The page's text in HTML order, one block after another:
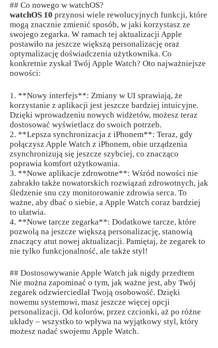
## Co nowego w watchOS?
watchOS 10 przynosi wiele rewolucyjnych funkcji, które
mogą znacznie zmienić sposób, w jaki korzystasz ze
swojego zegarka. W ramach tej aktualizacji Apple
postawiło na jeszcze większą personalizację oraz
optymalizację doświadczenia użytkownika. Co
konkretnie zyskał Twój Apple Watch? Oto najważniejsze
nowości:
1. **Nowy interfejs**: Zmiany w UI sprawiają, że
korzystanie z aplikacji jest jeszcze bardziej intuicyjne.
Dzięki wprowadzeniu nowych widżetów, możesz teraz
dostosować wyświetlacz do swoich potrzeb.
2. **Lepsza synchronizacja z iPhonem**: Teraz, gdy
połączysz Apple Watch z iPhonem, obie urządzenia
zsynchronizują się jeszcze szybciej, co znacząco
poprawia komfort użytkowania.
3. **Nowe aplikacje zdrowotne**: Wśród nowości nie
zabrakło także nowatorskich rozwiązań zdrowotnych, jak
śledzenie snu czy monitorowanie zdrowia serca. To
ważne, aby dbać o siebie, a Apple Watch coraz bardziej
to ułatwia.
4. **Nowe tarcze zegarka**: Dodatkowe tarcze, które
pozwolą na jeszcze większą personalizację, stanowią
znaczący atut nowej aktualizacji. Pamiętaj, że zegarek to
nie tylko funkcjonalność, ale także styl!
## Dostosowywanie Apple Watch jak nigdy przedtem
Nie można zapominać o tym, jak ważne jest, aby Twój
zegarek odzwierciedlał Twoją osobowość. Dzięki
nowemu systemowi, masz jeszcze więcej opcji
personalizacji. Od kolorów, przez czcionki, aż po różne
układy – wszystko to wpływa na wyjątkowy styl, który
możesz nadać swojemu Apple Watch.